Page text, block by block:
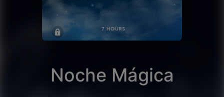
Noche Mágica